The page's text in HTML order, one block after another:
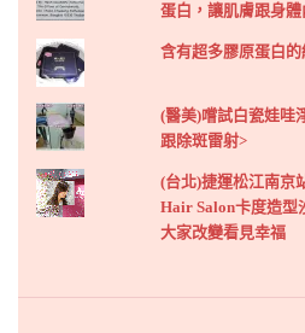
蛋白，讓肌膚跟身
含有超多膠原蛋白
(醫美)嚐試白瓷娃哇
跟除斑雷射>
(台北)捷運松江南京
Hair Salon卡度造型
大家改變看見幸福